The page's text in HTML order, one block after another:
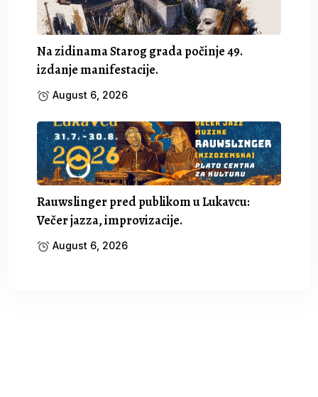
Na zidinama Starog grada počinje 49.
izdanje manifestacije.
August 6, 2026
Rauwslinger pred publikom u Lukavcu:
Večer jazza, improvizacije.
August 6, 2026